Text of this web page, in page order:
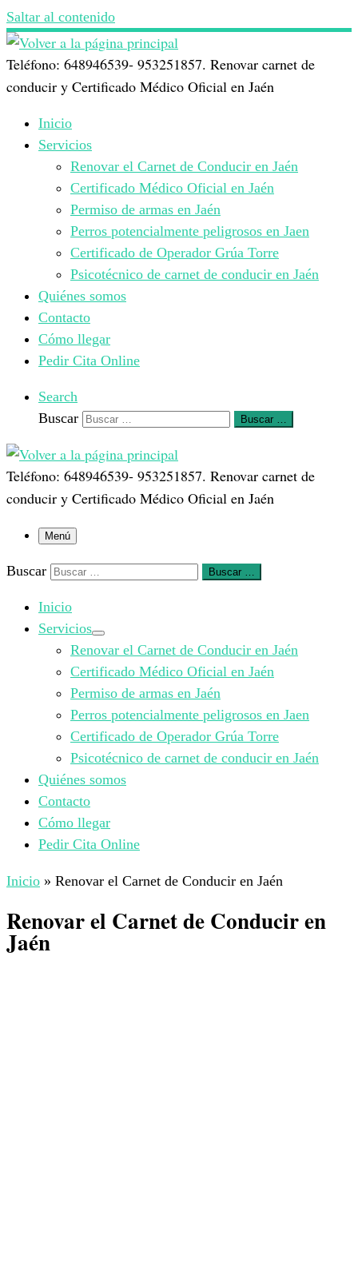
Saltar al contenido
Teléfono: 648946539- 953251857. Renovar carnet de
conducir y Certificado Médico Oficial en Jaén
Inicio
Servicios
Renovar el Carnet de Conducir en Jaén
Certificado Médico Oficial en Jaén
Permiso de armas en Jaén
Perros potencialmente peligrosos en Jaen
Certificado de Operador Grúa Torre
Psicotécnico de carnet de conducir en Jaén
Quiénes somos
Contacto
Cómo llegar
Pedir Cita Online
Search
Buscar
Buscar …
Teléfono: 648946539- 953251857. Renovar carnet de
conducir y Certificado Médico Oficial en Jaén
Menú
Buscar Buscar …
Inicio
Servicios
Renovar el Carnet de Conducir en Jaén
Certificado Médico Oficial en Jaén
Permiso de armas en Jaén
Perros potencialmente peligrosos en Jaen
Certificado de Operador Grúa Torre
Psicotécnico de carnet de conducir en Jaén
Quiénes somos
Contacto
Cómo llegar
Pedir Cita Online
Inicio » Renovar el Carnet de Conducir en Jaén
Renovar el Carnet de Conducir en
Jaén